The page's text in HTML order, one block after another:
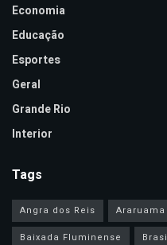
Economia
Educação
Esportes
Geral
Grande Rio
Interior
Tags
Angra dos Reis Araruama
Baixada Fluminense